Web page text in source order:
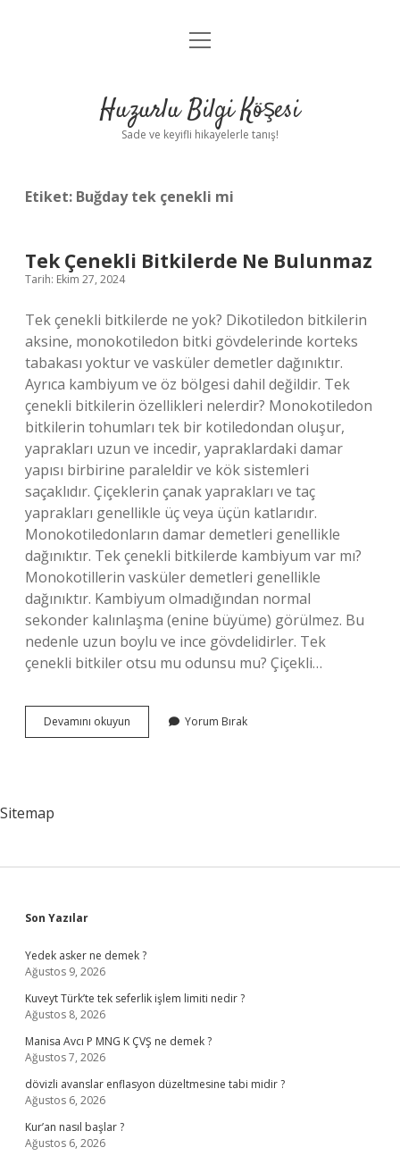
Anasayfa
Yasal Uyarı
menüyü
Huzurlu Bilgi Köşesi
Sade ve keyifli hikayelerle tanış!
Etiket: Buğday tek çenekli mi
Tek Çenekli Bitkilerde Ne Bulunmaz
Tarih: Ekim 27, 2024
Tek çenekli bitkilerde ne yok? Dikotiledon bitkilerin
aksine, monokotiledon bitki gövdelerinde korteks
tabakası yoktur ve vasküler demetler dağınıktır.
Ayrıca kambiyum ve öz bölgesi dahil değildir. Tek
çenekli bitkilerin özellikleri nelerdir? Monokotiledon
bitkilerin tohumları tek bir kotiledondan oluşur,
yaprakları uzun ve incedir, yapraklardaki damar
yapısı birbirine paraleldir ve kök sistemleri
saçaklıdır. Çiçeklerin çanak yaprakları ve taç
yaprakları genellikle üç veya üçün katlarıdır.
Monokotiledonların damar demetleri genellikle
dağınıktır. Tek çenekli bitkilerde kambiyum var mı?
Monokotillerin vasküler demetleri genellikle
dağınıktır. Kambiyum olmadığından normal
sekonder kalınlaşma (enine büyüme) görülmez. Bu
nedenle uzun boylu ve ince gövdelidirler. Tek
çenekli bitkiler otsu mu odunsu mu? Çiçekli…
Devamını okuyun
Çenekli
Yorum Bırak
Sitemap
Sidebar
Son Yazılar
Yedek asker ne demek ?
Ağustos 9, 2026
Kuveyt Türk’te tek seferlik işlem limiti nedir ?
Ağustos 8, 2026
Manisa Avcı P MNG K ÇVŞ ne demek ?
Ağustos 7, 2026
dövizli avanslar enflasyon düzeltmesine tabi midir ?
Ağustos 6, 2026
Kur’an nasıl başlar ?
Ağustos 6, 2026